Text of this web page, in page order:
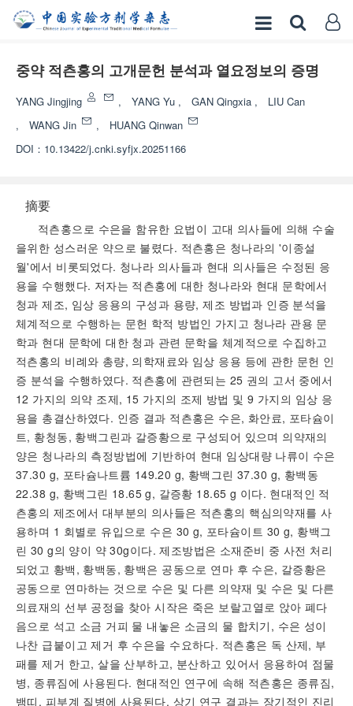
중약 적츤홍의 고개문헌 분석과 열요정보의 증명
YANG Jingjing , YANG Yu , GAN Qingxia ,
LIU Can
,
WANG Jin ,
HUANG Qinwan
DOI： 10.13422/j.cnki.syfjx.20251166
摘要
적츤홍으로 수은을 함유한 요법이 고대 의사들에 의해 수술
을위한 성스러운 약으로 불렸다. 적츤홍은 청나라의 '이종설
월'에서 비롯되었다. 청나라 의사들과 현대 의사들은 수정된 응
용을 수행했다. 저자는 적츤홍에 대한 청나라와 현대 문학에서
청과 제조, 임상 응용의 구성과 용량, 제조 방법과 인증 분석을
체계적으로 수행하는 문헌 학적 방법인 가지고 청나라 관용 문
학과 현대 문학에 대한 청과 관련 문학을 체계적으로 수집하고
적츤홍의 비례와 총량, 의학재료와 임상 응용 등에 관한 문헌 인
증 분석을 수행하였다. 적츤홍에 관련되는 25 권의 고서 중에서
12 가지의 의약 조제, 15 가지의 조제 방법 및 9 가지의 임상 응
용을 총결산하였다. 인증 결과 적츤홍은 수은, 화안료, 포타슘이
트, 황청동, 황백그린과 갈증황으로 구성되어 있으며 의약재의
양은 청나라의 측정방법에 기반하여 현대 임상대량 나류이 수은
37.30 g, 포타슘나트륨 149.20 g, 황백그린 37.30 g, 황백동
22.38 g, 황백그린 18.65 g, 갈증황 18.65 g 이다. 현대적인 적
츤홍의 제조에서 대부분의 의사들은 적츤홍의 핵심의약재를 사
용하며 1 회별로 유입으로 수은 30 g, 포타슘이트 30 g, 황백그
린 30 g의 양이 약 30g이다. 제조방법은 소재준비 중 사전 처리
되었고 황백, 황백동, 황백은 공동으로 연마 후 수은, 갈증황은
공동으로 연마하는 것으로 수은 및 다른 의약재 및 수은 및 다른
의료재의 선부 공정을 찾아 시작은 죽은 보랄고열로 앉아 폐다
음으로 석고 소금 거피 물 내놓은 소금의 물 합치기, 수은 성이
나찬 급붙이고 제거 후 수은을 수요하다. 적츤홍은 독 산제, 부
패를 제거 한고, 살을 산부하고, 분산하고 있어서 응용하여 점물
병, 종류짐에 사용된다. 현대적인 연구에 속해 적츤홍은 종류짐,
뱀띠, 피부계 질병에 사용된다. 상기 연구 결과는 장기적인 진리